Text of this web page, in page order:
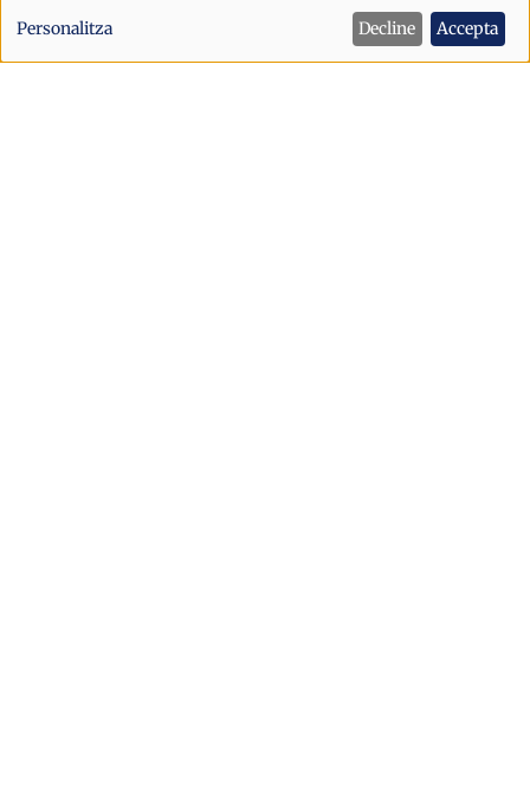
Immigració
“Hi ha gent opinant que es creu
de
dades
Personalitza Decline Accepta